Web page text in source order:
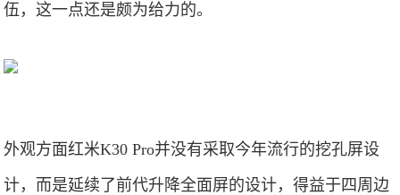
伍，这一点还是颇为给力的。
外观方面红米K30 Pro并没有采取今年流行的挖孔屏设
计，而是延续了前代升降全面屏的设计，得益于四周边